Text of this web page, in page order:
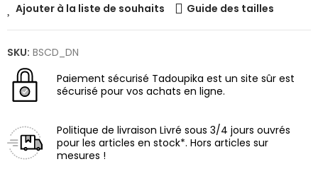
Ajouter à la liste de souhaits Guide des tailles
SKU: BSCD_DN
Paiement sécurisé Tadoupika est un site sûr est
sécurisé pour vos achats en ligne.
Politique de livraison Livré sous 3/4 jours ouvrés
pour les articles en stock*. Hors articles sur
mesures !